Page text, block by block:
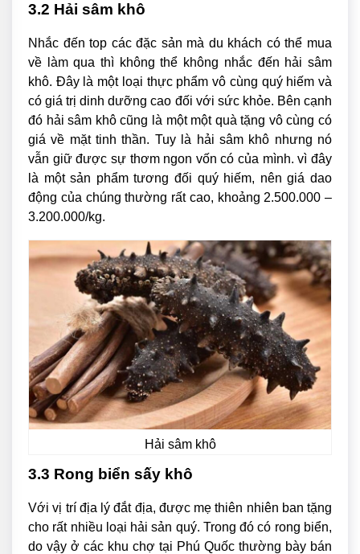
3.2 Hải sâm khô
Nhắc đến top các đặc sản mà du khách có thể mua
về làm qua thì không thể không nhắc đến hải sâm
khô. Đây là một loại thực phẩm vô cùng quý hiếm và
có giá trị dinh dưỡng cao đối với sức khỏe. Bên cạnh
đó hải sâm khô cũng là một một quà tặng vô cùng có
giá về mặt tinh thần. Tuy là hải sâm khô nhưng nó
vẫn giữ được sự thơm ngon vốn có của mình. vì đây
là một sản phẩm tương đối quý hiếm, nên giá dao
động của chúng thường rất cao, khoảng 2.500.000 –
3.200.000/kg.
Hải sâm khô
3.3 Rong biển sấy khô
Với vị trí địa lý đắt địa, được mẹ thiên nhiên ban tặng
cho rất nhiều loại hải sản quý. Trong đó có rong biển,
do vậy ở các khu chợ tại Phú Quốc thường bày bán